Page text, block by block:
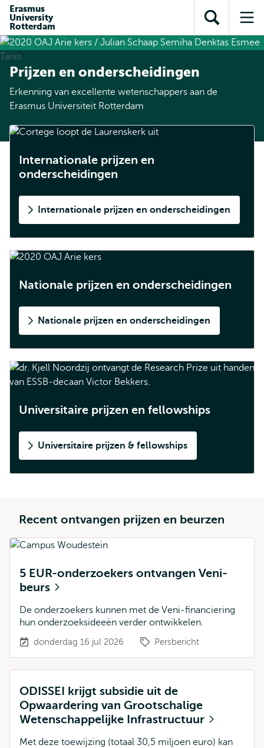
inhoud
gaan
gaan
Direct naar
subnavigatie
Erasmus
University
Rotterdam
Toon
zoekveld
Prijzen en onderscheidingen
Erkenning van excellente wetenschappers aan de
Erasmus Universiteit Rotterdam
Internationale prijzen en
onderscheidingen
Internationale prijzen en onderscheidingen
Nationale prijzen en onderscheidingen
Nationale prijzen en onderscheidingen
Universitaire prijzen en fellowships
Universitaire prijzen & fellowships
Recent ontvangen prijzen en beurzen
5 EUR-onderzoekers ontvangen Veni-
beurs
De onderzoekers kunnen met de Veni-financiering
hun onderzoeksideeën verder ontwikkelen.
donderdag 16 jul 2026 Persbericht
ODISSEI krijgt subsidie uit de
Opwaardering van Grootschalige
Wetenschappelijke Infrastructuur
Met deze toewijzing (totaal 30,5 miljoen euro) kan